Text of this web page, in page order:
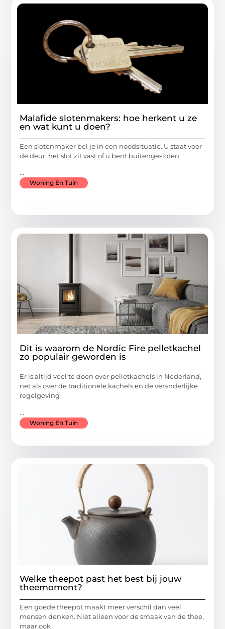
Malafide slotenmakers: hoe herkent u ze
en wat kunt u doen?
Een slotenmaker bel je in een noodsituatie. U staat voor
de deur, het slot zit vast of u bent buitengesloten.
...
Woning En Tuin
Dit is waarom de Nordic Fire pelletkachel
zo populair geworden is
Er is altijd veel te doen over pelletkachels in Nederland,
net als over de traditionele kachels en de veranderlijke
regelgeving
...
Woning En Tuin
Welke theepot past het best bij jouw
theemoment?
Een goede theepot maakt meer verschil dan veel
mensen denken. Niet alleen voor de smaak van de thee,
maar ook